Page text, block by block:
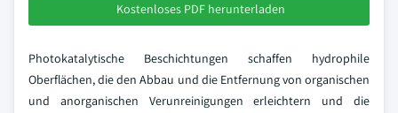
Kostenloses PDF herunterladen
Photokatalytische Beschichtungen schaffen hydrophile
Oberflächen, die den Abbau und die Entfernung von organischen
und anorganischen Verunreinigungen erleichtern und die